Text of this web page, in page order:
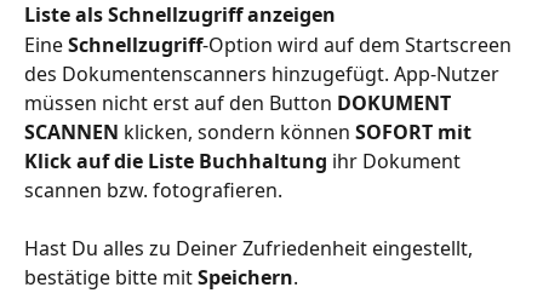
Liste als Schnellzugriff anzeigen
Eine Schnellzugriff-Option wird auf dem Startscreen
des Dokumentenscanners hinzugefügt. App-Nutzer
müssen nicht erst auf den Button DOKUMENT
SCANNEN klicken, sondern können SOFORT mit
Klick auf die Liste Buchhaltung ihr Dokument
scannen bzw. fotografieren.
Hast Du alles zu Deiner Zufriedenheit eingestellt,
bestätige bitte mit Speichern.